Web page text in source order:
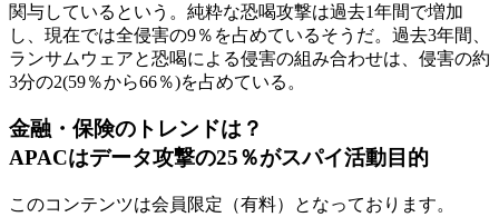
関与しているという。純粋な恐喝攻撃は過去1年間で増加
し、現在では全侵害の9％を占めているそうだ。過去3年間、
ランサムウェアと恐喝による侵害の組み合わせは、侵害の約
3分の2(59％から66％)を占めている。
金融・保険のトレンドは？
APACはデータ攻撃の25％がスパイ活動目的
このコンテンツは会員限定（有料）となっております。